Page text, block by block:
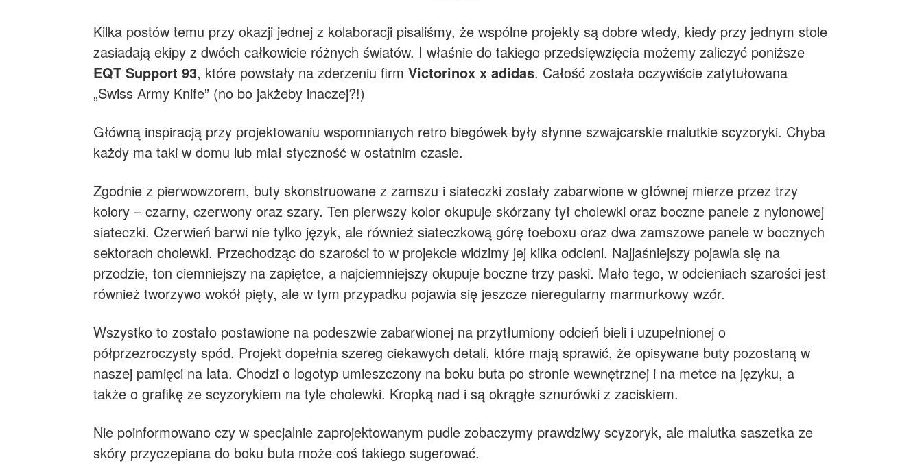
Kilka postów temu przy okazji jednej z kolaboracji pisaliśmy, że wspólne projekty są dobre wtedy, kiedy przy jednym stole
zasiadają ekipy z dwóch całkowicie różnych światów. I właśnie do takiego przedsięwzięcia możemy zaliczyć poniższe
EQT Support 93, które powstały na zderzeniu firm Victorinox x adidas. Całość została oczywiście zatytułowana
„Swiss Army Knife” (no bo jakżeby inaczej?!)
Główną inspiracją przy projektowaniu wspomnianych retro biegówek były słynne szwajcarskie malutkie scyzoryki. Chyba
każdy ma taki w domu lub miał styczność w ostatnim czasie.
Zgodnie z pierwowzorem, buty skonstruowane z zamszu i siateczki zostały zabarwione w głównej mierze przez trzy
kolory – czarny, czerwony oraz szary. Ten pierwszy kolor okupuje skórzany tył cholewki oraz boczne panele z nylonowej
siateczki. Czerwień barwi nie tylko język, ale również siateczkową górę toeboxu oraz dwa zamszowe panele w bocznych
sektorach cholewki. Przechodząc do szarości to w projekcie widzimy jej kilka odcieni. Najjaśniejszy pojawia się na
przodzie, ton ciemniejszy na zapiętce, a najciemniejszy okupuje boczne trzy paski. Mało tego, w odcieniach szarości jest
również tworzywo wokół pięty, ale w tym przypadku pojawia się jeszcze nieregularny marmurkowy wzór.
Wszystko to zostało postawione na podeszwie zabarwionej na przytłumiony odcień bieli i uzupełnionej o
półprzezroczysty spód. Projekt dopełnia szereg ciekawych detali, które mają sprawić, że opisywane buty pozostaną w
naszej pamięci na lata. Chodzi o logotyp umieszczony na boku buta po stronie wewnętrznej i na metce na języku, a
także o grafikę ze scyzorykiem na tyle cholewki. Kropką nad i są okrągłe sznurówki z zaciskiem.
Nie poinformowano czy w specjalnie zaprojektowanym pudle zobaczymy prawdziwy scyzoryk, ale malutka saszetka ze
skóry przyczepiana do boku buta może coś takiego sugerować.